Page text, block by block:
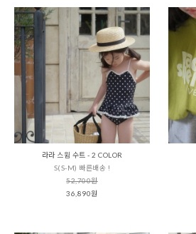
라라 스윔 수트 - 2 COLOR
S(S-M) 빠른배송 !
52,700원
36,890원